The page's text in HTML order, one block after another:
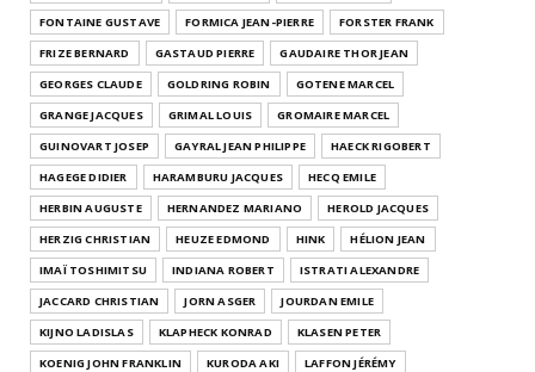
FONTAINE GUSTAVE
FORMICA JEAN-PIERRE
FORSTER FRANK
FRIZE BERNARD
GASTAUD PIERRE
GAUDAIRE THOR JEAN
GEORGES CLAUDE
GOLDRING ROBIN
GOTENE MARCEL
GRANGE JACQUES
GRIMAL LOUIS
GROMAIRE MARCEL
GUINOVART JOSEP
GAYRAL JEAN PHILIPPE
HAECK RIGOBERT
HAGEGE DIDIER
HARAMBURU JACQUES
HECQ EMILE
HERBIN AUGUSTE
HERNANDEZ MARIANO
HEROLD JACQUES
HERZIG CHRISTIAN
HEUZE EDMOND HINK
HÉLION JEAN
IMAÏ TOSHIMITSU
INDIANA ROBERT
ISTRATI ALEXANDRE
JACCARD CHRISTIAN
JORN ASGER
JOURDAN EMILE
KIJNO LADISLAS
KLAPHECK KONRAD
KLASEN PETER
KOENIG JOHN FRANKLIN
KURODA AKI
LAFFON JÉRÉMY